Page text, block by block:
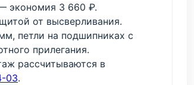
экономия 3 660 ₽.
от высверливания.
петли на подшипниках с
прилегания.
рассчитываются в
03.